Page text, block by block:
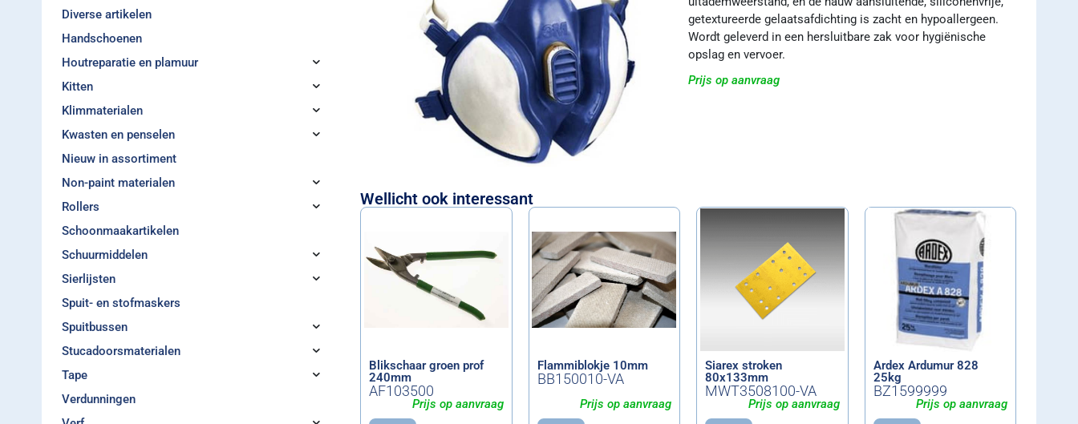
Diverse artikelen
Handschoenen
Houtreparatie en plamuur
Kitten
Klimmaterialen
Kwasten en penselen
Nieuw in assortiment
Non-paint materialen
Rollers
Schoonmaakartikelen
Schuurmiddelen
Sierlijsten
Spuit- en stofmaskers
Spuitbussen
Stucadoorsmaterialen
Tape
Verdunningen
getextureerde gelaatsafdichting is zacht en hypoallergeen.
Wordt geleverd in een hersluitbare zak voor hygiënische
opslag en vervoer.
Prijs op aanvraag
Wellicht ook interessant
Blikschaar groen prof
240mm
AF103500
Prijs op aanvraag
Flammiblokje 10mm
BB150010-VA
Prijs op aanvraag
Siarex stroken
80x133mm
MWT3508100-VA
Prijs op aanvraag
Ardex Ardumur 828
25kg
BZ1599999
Prijs op aanvraag